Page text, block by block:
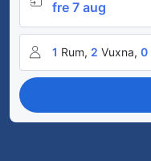
fre 7 aug
1 Rum, 2 Vuxna, 0